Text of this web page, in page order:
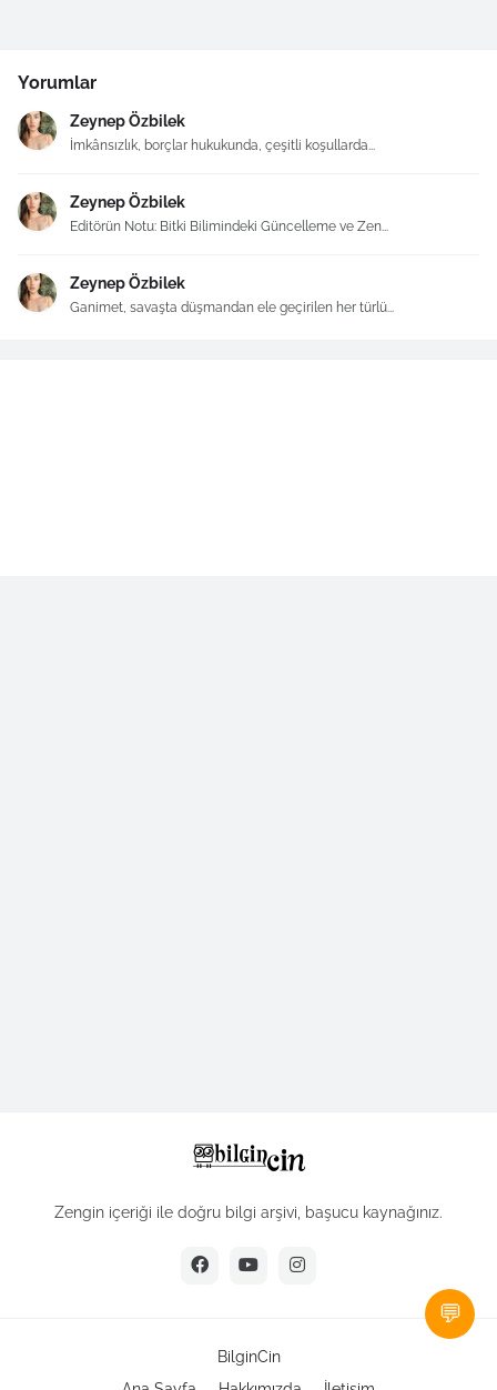
Yorumlar
Zeynep Özbilek
İmkânsızlık, borçlar hukukunda, çeşitli koşullarda...
Zeynep Özbilek
Editörün Notu: Bitki Bilimindeki Güncelleme ve Zen...
Zeynep Özbilek
Ganimet, savaşta düşmandan ele geçirilen her türlü...
Zengin içeriği ile doğru bilgi arşivi, başucu kaynağınız.
BilginCin
💬